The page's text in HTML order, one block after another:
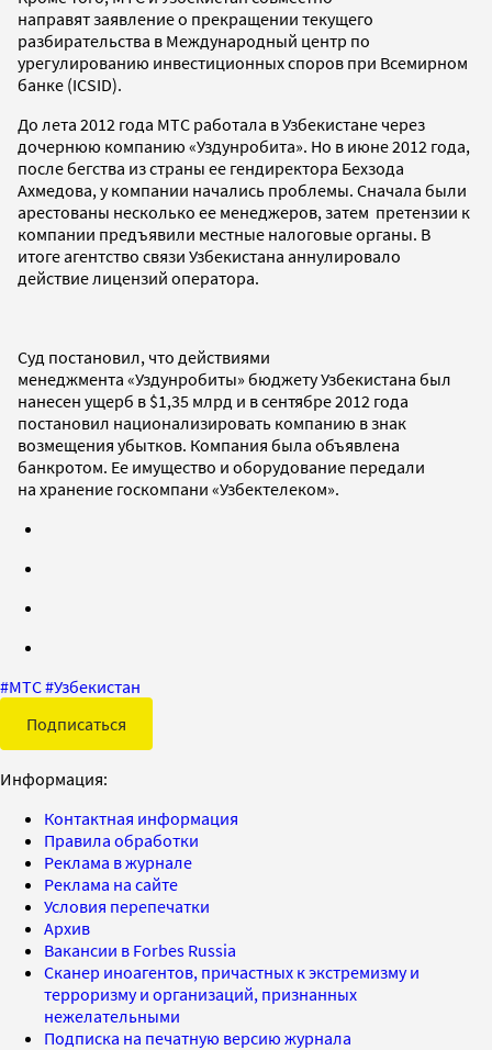
направят заявление о прекращении текущего
разбирательства в Международный центр по
урегулированию инвестиционных споров при Всемирном
банке (ICSID).
До лета 2012 года МТС работала в Узбекистане через
дочернюю компанию «Уздунробита». Но в июне 2012 года,
после бегства из страны ее гендиректора Бехзода
Ахмедова, у компании начались проблемы. Сначала были
арестованы несколько ее менеджеров, затем претензии к
компании предъявили местные налоговые органы. В
итоге агентство связи Узбекистана аннулировало
действие лицензий оператора.
Суд постановил, что действиями
менеджмента «Уздунробиты» бюджету Узбекистана был
нанесен ущерб в $1,35 млрд и в сентябре 2012 года
постановил национализировать компанию в знак
возмещения убытков. Компания была объявлена
банкротом. Ее имущество и оборудование передали
на хранение госкомпани «Узбектелеком».
#МТС#Узбекистан
Подписаться
Информация:
Контактная информация
Правила обработки
Реклама в журнале
Реклама на сайте
Условия перепечатки
Архив
Вакансии в Forbes Russia
Сканер иноагентов, причастных к экстремизму и
терроризму и организаций, признанных
нежелательными
Подписка на печатную версию журнала